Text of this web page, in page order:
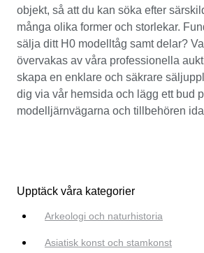
objekt, så att du kan söka efter
många olika former och storlekar.
sälja ditt H0 modelltåg samt delar?
övervakas av våra professionella
skapa en enklare och säkrare
dig via vår hemsida och lägg ett bud
modelljärnvägarna och tillbehören
Upptäck våra kategorier
Arkeologi och naturhistoria
Asiatisk konst och stamkonst